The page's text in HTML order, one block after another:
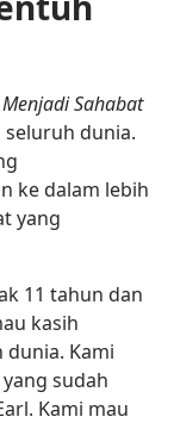
Menjadi Sahabat
dunia.
ke dalam lebih
yang
11 tahun dan
kasih
Kami
sudah
Kami mau